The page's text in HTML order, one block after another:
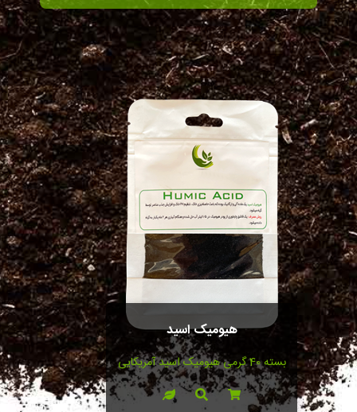
هیومیک اسید
بسته 40 گرمی هیومیک اسید آمریکایی